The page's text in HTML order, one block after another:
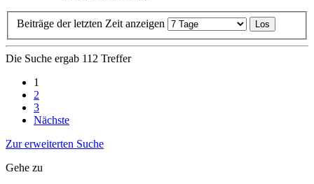
Beiträge der letzten Zeit anzeigen
Die Suche ergab 112 Treffer
1
2
3
Nächste
Zur erweiterten Suche
Gehe zu